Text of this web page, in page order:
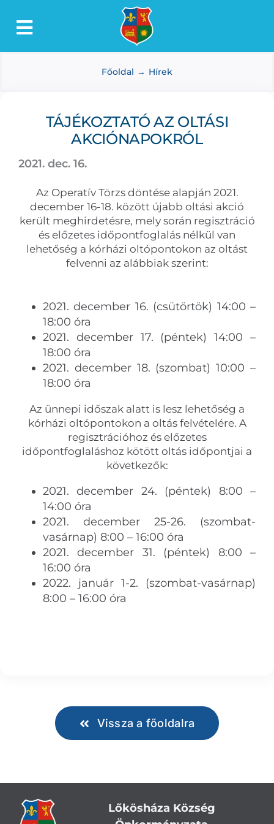
Toggle
Lőkösháza
Dokumentumtár
Főoldal Hírek
TÁJÉKOZTATÓ AZ OLTÁSI
AKCIÓNAPOKRÓL
2021. dec. 16.
Az Operatív Törzs döntése alapján 2021.
december 16-18. között újabb oltási akció
került meghirdetésre, mely során regisztráció
és előzetes időpontfoglalás nélkül van
lehetőség a kórházi oltópontokon az oltást
felvenni az alábbiak szerint:
2021. december 16. (csütörtök) 14:00 –
18:00 óra
2021. december 17. (péntek) 14:00 –
18:00 óra
2021. december 18. (szombat) 10:00 –
18:00 óra
Az ünnepi időszak alatt is lesz lehetőség a
kórházi oltópontokon a oltás felvételére. A
regisztrációhoz és előzetes
időpontfoglaláshoz kötött oltás időpontjai a
következők:
2021. december 24. (péntek) 8:00 –
14:00 óra
2021. december 25-26. (szombat-
vasárnap) 8:00 – 16:00 óra
2021. december 31. (péntek) 8:00 –
16:00 óra
2022. január 1-2. (szombat-vasárnap)
8:00 – 16:00 óra
Vissza a főoldalra
Lőkösháza Község